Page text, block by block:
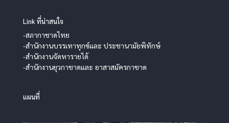
Link ที่น่าสนใจ
-สภากาชาดไทย
-สำนักงานบรรเทาทุกข์และ ประชานามัยพิทักษ์
-สำนักงานจัดหารายได้
-สำนักงานยุวกาชาดและ อาสาสมัครกาชาด
แผนที่